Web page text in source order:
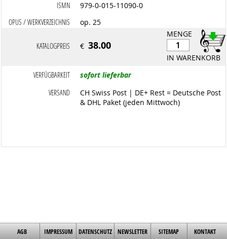
ISMN
979-0-015-11090-0
OPUS / WERKVERZEICHNIS
op. 25
MENGE
IN WARENKORB
KATALOGPREIS €38.00
VERFÜGBARKEIT
sofort lieferbar
VERSAND
CH Swiss Post | DE+ Rest = Deutsche Post
& DHL Paket (jeden Mittwoch)
AGB IMPRESSUM DATENSCHUTZ NEWSLETTER SITEMAP KONTAKT